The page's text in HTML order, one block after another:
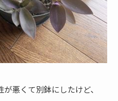
悪くて別鉢にしたけど、